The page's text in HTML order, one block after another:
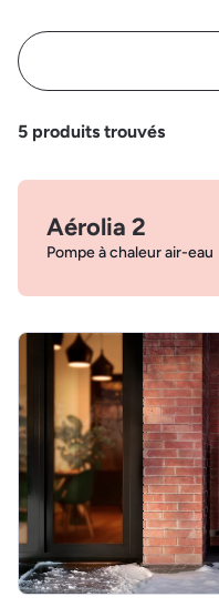
5 produits trouvés
Aérolia 2
Pompe à chaleur air-eau